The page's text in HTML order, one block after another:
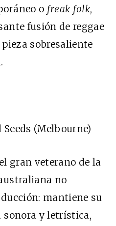
o freak folk,
fusión de reggae
sobresaliente
(Melbourne)
gran veterano de la
no
mantiene su
sonora y letrística,